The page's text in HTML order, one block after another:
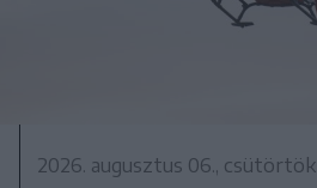
2026. augusztus 06., csütörtök